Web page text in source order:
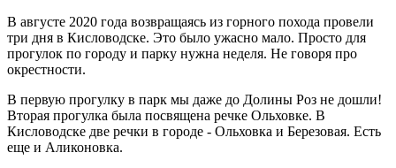
В августе 2020 года возвращаясь из горного похода провели
три дня в Кисловодске. Это было ужасно мало. Просто для
прогулок по городу и парку нужна неделя. Не говоря про
окрестности.
В первую прогулку в парк мы даже до Долины Роз не дошли!
Вторая прогулка была посвящена речке Ольховке. В
Кисловодске две речки в городе - Ольховка и Березовая. Есть
еще и Аликоновка.